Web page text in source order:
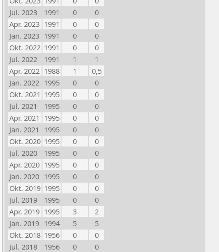
Jul. 2023
1991 0
0
Apr. 2023 1991 0
0
Jan. 2023 1991 0
0
Okt. 2022 1991 0
0
Jul. 2022
1991 1
1
Apr. 2022 1988 1
0,5
Jan. 2022 1995 0
0
Okt. 2021 1995 0
0
Jul. 2021
1995 0
0
Apr. 2021 1995 0
0
Jan. 2021
1995 0
0
Okt. 2020 1995 0
0
Jul. 2020
1995 0
0
Apr. 2020 1995 0
0
Jan. 2020 1995 0
0
Okt. 2019 1995 0
0
Jul. 2019
1995 0
0
Apr. 2019 1995 3
2
Jan. 2019 1994 5
5
Okt. 2018 1956 0
0
Jul. 2018
1956 0
0